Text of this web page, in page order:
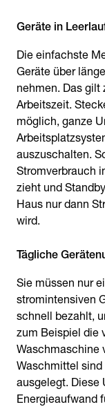
Geräte in
Die einfachste
Geräte über
nehmen. Das gilt
Arbeitszeit.
möglich, ganze
auszuschalten.
Stromverbrauch
zieht und
Haus nur dann
wird.
Tägliche
Sie müssen nur
stromintensiven
schnell bezahlt,
zum Beispiel die
Waschmaschine
Waschmittel sind
ausgelegt. Diese
Energieaufwand